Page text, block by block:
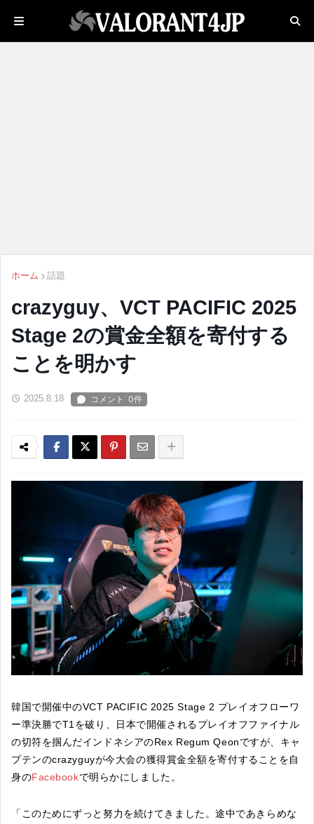
ホーム 話題
crazyguy、VCT PACIFIC 2025
Stage 2の賞金全額を寄付する
ことを明かす
2025.8.18
韓国で開催中のVCT PACIFIC 2025 Stage 2 プレイオフローワ
ー準決勝でT1を破り、日本で開催されるプレイオフファイナル
の切符を掴んだインドネシアのRex Regum Qeonですが、キャ
プテンのcrazyguyが今大会の獲得賞金全額を寄付することを自
身のFacebookで明らかにしました。
「このためにずっと努力を続けてきました。途中であきらめな